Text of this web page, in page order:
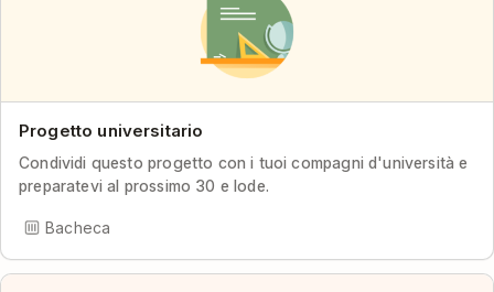
Progetto universitario
Condividi questo progetto con i tuoi compagni d'università e
preparatevi al prossimo 30 e lode.
Bacheca